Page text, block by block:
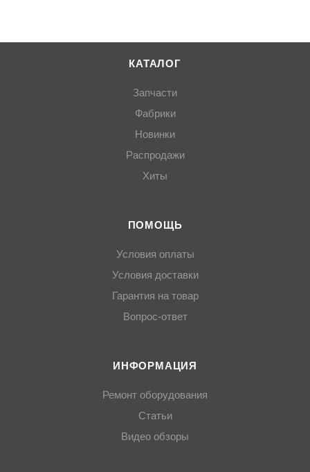
КАТАЛОГ
Запчасти
Фабрики
Новинки
Распродажи
Хиты
ПОМОЩЬ
Условия оплаты
Условия доставки
Гарантия на товар
Вопрос-ответ
ИНФОРМАЦИЯ
Ремонт оборудования
Статьи
Видео обзоры